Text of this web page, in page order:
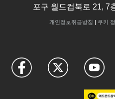
포구 월드컵북로 21, 7
개인정보취급방침 | 쿠키